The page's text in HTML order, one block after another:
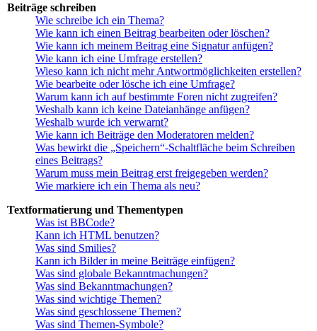
Beiträge schreiben
Wie schreibe ich ein Thema?
Wie kann ich einen Beitrag bearbeiten oder löschen?
Wie kann ich meinem Beitrag eine Signatur anfügen?
Wie kann ich eine Umfrage erstellen?
Wieso kann ich nicht mehr Antwortmöglichkeiten erstellen?
Wie bearbeite oder lösche ich eine Umfrage?
Warum kann ich auf bestimmte Foren nicht zugreifen?
Weshalb kann ich keine Dateianhänge anfügen?
Weshalb wurde ich verwarnt?
Wie kann ich Beiträge den Moderatoren melden?
Was bewirkt die „Speichern“-Schaltfläche beim Schreiben
eines Beitrags?
Warum muss mein Beitrag erst freigegeben werden?
Wie markiere ich ein Thema als neu?
Textformatierung und Thementypen
Was ist BBCode?
Kann ich HTML benutzen?
Was sind Smilies?
Kann ich Bilder in meine Beiträge einfügen?
Was sind globale Bekanntmachungen?
Was sind Bekanntmachungen?
Was sind wichtige Themen?
Was sind geschlossene Themen?
Was sind Themen-Symbole?